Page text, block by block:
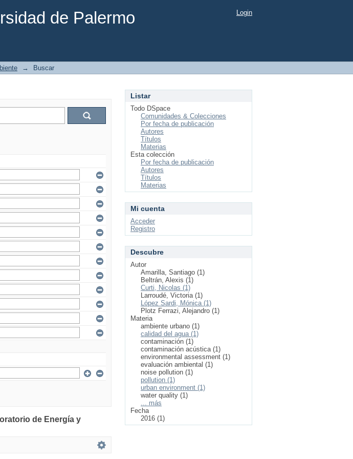
de Palermo Login
→ Buscar
de Energía y
Listar
Todo DSpace
Comunidades & Colecciones
Por fecha de publicación
Autores
Títulos
Materias
Esta colección
Por fecha de publicación
Autores
Títulos
Materias
Mi cuenta
Acceder
Registro
Descubre
Autor
Amarilla, Santiago (1)
Beltrán, Alexis (1)
Curti, Nicolas (1)
Larroudé, Victoria (1)
López Sardi, Mónica (1)
Plotz Ferrazi, Alejandro (1)
Materia
ambiente urbano (1)
calidad del agua (1)
contaminación (1)
contaminación acústica (1)
environmental assessment (1)
evaluación ambiental (1)
noise pollution (1)
pollution (1)
urban environment (1)
water quality (1)
... más
Fecha
2016 (1)